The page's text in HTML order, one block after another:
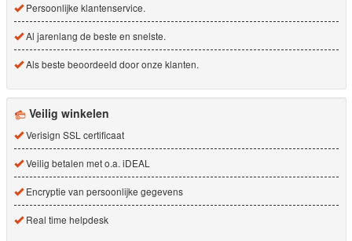
Persoonlijke klantenservice.
Al jarenlang de beste en snelste.
Als beste beoordeeld door onze klanten.
Veilig winkelen
Verisign SSL certificaat
Veilig betalen met o.a. iDEAL
Encryptie van persoonlijke gegevens
Real time helpdesk